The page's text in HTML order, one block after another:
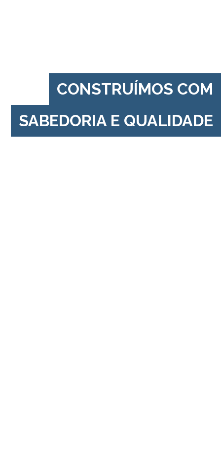
CONSTRUÍMOS COM
SABEDORIA E QUALIDADE